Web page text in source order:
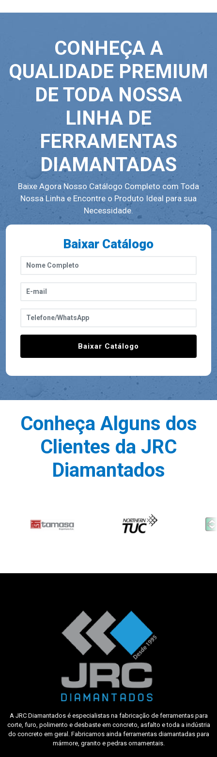
CONHEÇA A
QUALIDADE PREMIUM
DE TODA NOSSA
LINHA DE
FERRAMENTAS
DIAMANTADAS
Baixe Agora Nosso Catálogo Completo com Toda
Nossa Linha e Encontre o Produto Ideal para sua
Necessidade.
Baixar Catálogo
Baixar Catálogo
Conheça Alguns dos
Clientes da JRC
Diamantados
A JRC Diamantados é especialistas na fabricação de ferramentas para
corte, furo, polimento e desbaste em concreto, asfalto e toda a indústria
do concreto em geral. Fabricamos ainda ferramentas diamantadas para
mármore, granito e pedras ornamentais.